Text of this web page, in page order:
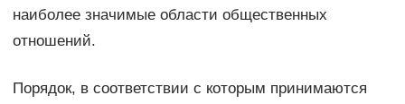
наиболее значимые области общественных
отношений.
Порядок, в соответствии с которым принимаются